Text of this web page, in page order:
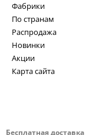
Бесплатная доставка
Фабрики
По странам
Распродажа
Новинки
Акции
Карта сайта